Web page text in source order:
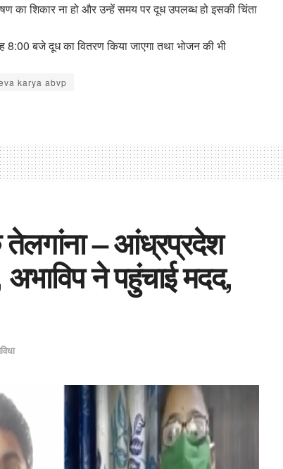
का शिकार ना हो और उन्हें समय पर दूध उपलब्ध हो इसकी चिंता
8:00 बजे दूध का वितरण किया जाएगा तथा भोजन की भी
karya abvp
– आंध्रप्रदेश
ने पहुंचाई मदद,